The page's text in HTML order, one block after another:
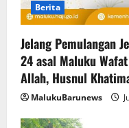
Berita
Jelang Pemulangan
24 asal Maluku
Allah, Husnul
MalukuBarunews